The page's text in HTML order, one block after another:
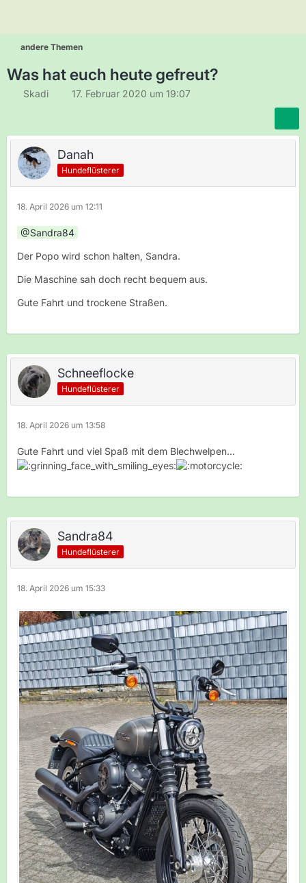
andere Themen
Was hat euch heute gefreut?
Skadi 17. Februar 2020 um 19:07
Danah
Hundeflüsterer
18. April 2026 um 12:11
Sandra84
Der Popo wird schon halten, Sandra.
Die Maschine sah doch recht bequem aus.
Gute Fahrt und trockene Straßen.
Schneeflocke
Hundeflüsterer
18. April 2026 um 13:58
Gute Fahrt und viel Spaß mit dem Blechwelpen...
Sandra84
Hundeflüsterer
18. April 2026 um 15:33